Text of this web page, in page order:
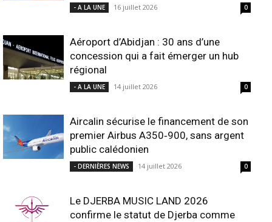
- A LA UNE 16 juillet 2026 0
Aéroport d’Abidjan : 30 ans d’une
concession qui a fait émerger un hub
régional
- A LA UNE 14 juillet 2026 0
Aircalin sécurise le financement de son
premier Airbus A350‑900, sans argent
public calédonien
- DERNIÈRES NEWS 14 juillet 2026 0
Le DJERBA MUSIC LAND 2026
confirme le statut de Djerba comme